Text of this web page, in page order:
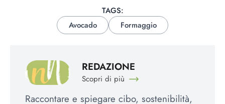
TAGS:
Avocado
Formaggio
REDAZIONE
Scopri di più
Raccontare e spiegare cibo, sostenibilità,